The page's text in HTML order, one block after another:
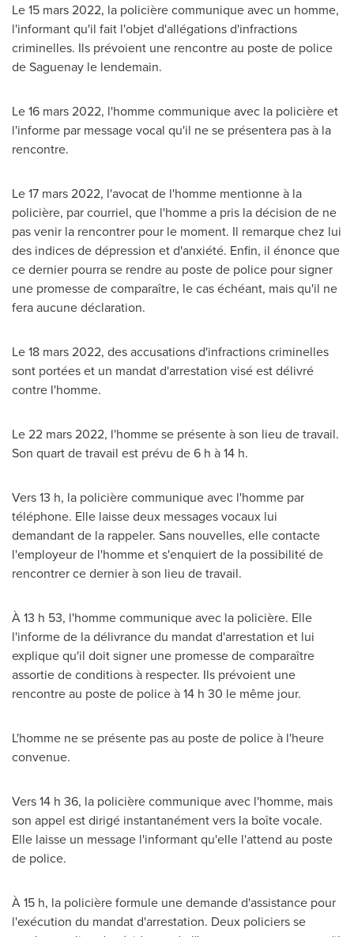
Le 15 mars 2022, la policière communique avec un homme,
l'informant qu'il fait l'objet d'allégations d'infractions
criminelles. Ils prévoient une rencontre au poste de police
de Saguenay le lendemain.
Le 16 mars 2022, l'homme communique avec la policière et
l'informe par message vocal qu'il ne se présentera pas à la
rencontre.
Le 17 mars 2022, l'avocat de l'homme mentionne à la
policière, par courriel, que l'homme a pris la décision de ne
pas venir la rencontrer pour le moment. Il remarque chez lui
des indices de dépression et d'anxiété. Enfin, il énonce que
ce dernier pourra se rendre au poste de police pour signer
une promesse de comparaître, le cas échéant, mais qu'il ne
fera aucune déclaration.
Le 18 mars 2022, des accusations d'infractions criminelles
sont portées et un mandat d'arrestation visé est délivré
contre l'homme.
Le 22 mars 2022, l'homme se présente à son lieu de travail.
Son quart de travail est prévu de 6 h à 14 h.
Vers 13 h, la policière communique avec l'homme par
téléphone. Elle laisse deux messages vocaux lui
demandant de la rappeler. Sans nouvelles, elle contacte
l'employeur de l'homme et s'enquiert de la possibilité de
rencontrer ce dernier à son lieu de travail.
À 13 h 53, l'homme communique avec la policière. Elle
l'informe de la délivrance du mandat d'arrestation et lui
explique qu'il doit signer une promesse de comparaître
assortie de conditions à respecter. Ils prévoient une
rencontre au poste de police à 14 h 30 le même jour.
L'homme ne se présente pas au poste de police à l'heure
convenue.
Vers 14 h 36, la policière communique avec l'homme, mais
son appel est dirigé instantanément vers la boîte vocale.
Elle laisse un message l'informant qu'elle l'attend au poste
de police.
À 15 h, la policière formule une demande d'assistance pour
l'exécution du mandat d'arrestation. Deux policiers se